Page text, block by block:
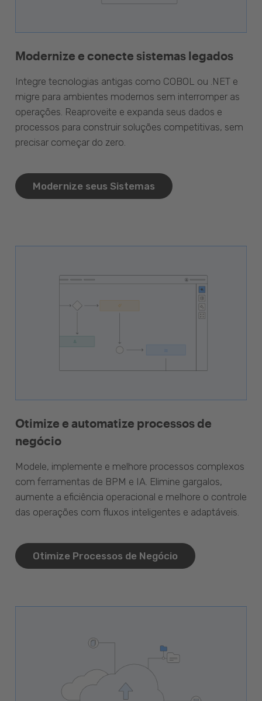
Modernize e conecte sistemas legados
Integre tecnologias antigas como COBOL ou .NET e
migre para ambientes modernos sem interromper as
operações. Reaproveite e expanda seus dados e
processos para construir soluções competitivas, sem
precisar começar do zero.
Modernize seus Sistemas
Otimize e automatize processos de
negócio
Modele, implemente e melhore processos complexos
com ferramentas de BPM e IA. Elimine gargalos,
aumente a eficiência operacional e melhore o controle
das operações com fluxos inteligentes e adaptáveis.
Otimize Processos de Negócio